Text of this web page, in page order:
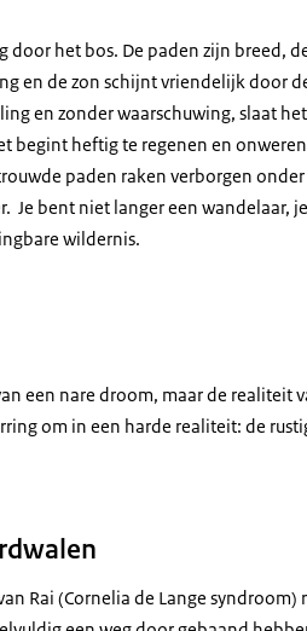
door het bos. De paden zijn breed,
en de zon schijnt vriendelijk door
en zonder waarschuwing, slaat
begint heftig te regenen en
paden raken verborgen
Je bent niet langer een wandelaar,
wildernis.
een nare droom, maar de
om in een harde realiteit: de
Rai (Cornelia de Lange